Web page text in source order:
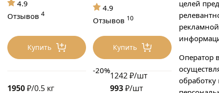
Купить
1950₽/0.5 кг
4.9
Отзывов 4
Купить
-20%1242 ₽/шт
993₽/шт
4.9
Отзывов 10
целей
рекламной
Оператор